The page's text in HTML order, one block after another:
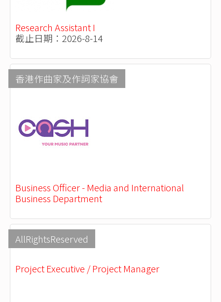
Research Assistant I
截止日期：2026-8-14
香港作曲家及作詞家協會
Business Officer - Media and International
Business Department
AllRightsReserved
Project Executive / Project Manager